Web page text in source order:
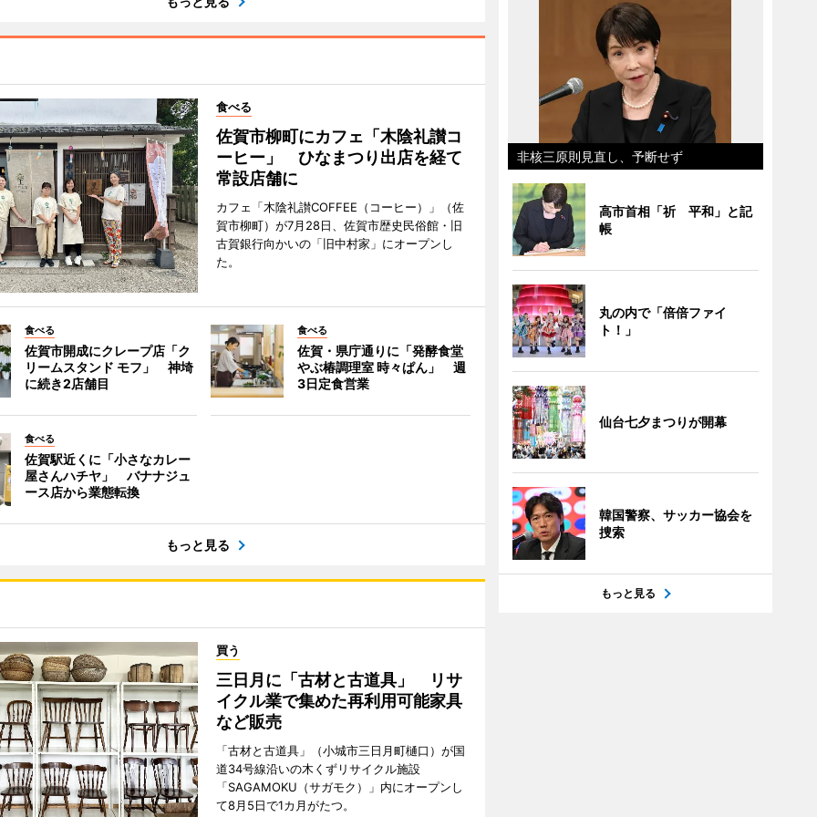
食べる
佐賀市柳町にカフェ「木陰礼讃コ
ーヒー」 ひなまつり出店を経て
常設店舗に
カフェ「木陰礼讃COFFEE（コーヒー）」（佐
賀市柳町）が7月28日、佐賀市歴史民俗館・旧
古賀銀行向かいの「旧中村家」にオープンし
た。
食べる
佐賀市開成にクレープ店「ク
リームスタンド モフ」 神埼
に続き2店舗目
食べる
佐賀・県庁通りに「発酵食堂
やぶ椿調理室 時々ぱん」 週
3日定食営業
食べる
佐賀駅近くに「小さなカレー
屋さんハチヤ」 バナナジュ
ース店から業態転換
もっと見る
買う
三日月に「古材と古道具」 リサ
イクル業で集めた再利用可能家具
など販売
「古材と古道具」（小城市三日月町樋口）が国
道34号線沿いの木くずリサイクル施設
「SAGAMOKU（サガモク）」内にオープンし
て8月5日で1カ月がたつ。
非核三原則見直し、予断せず
高市首相「祈 平和」と記
帳
丸の内で「倍倍ファイ
ト！」
仙台七夕まつりが開幕
韓国警察、サッカー協会を
捜索
もっと見る